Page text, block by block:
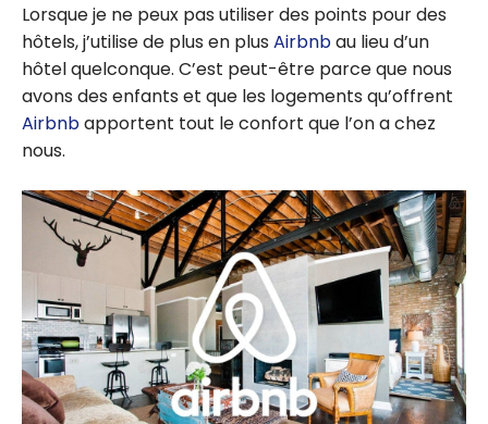
Lorsque je ne peux pas utiliser des points pour des
hôtels, j’utilise de plus en plus Airbnbau lieu d’un
hôtel quelconque. C’est peut-être parce que nous
avons des enfants et que les logements qu’offrent
Airbnbapportent tout le confort que l’on a chez
nous.